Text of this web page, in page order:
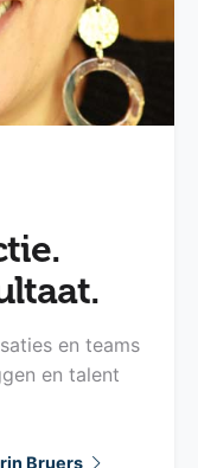
en teams
en talent
Bruers